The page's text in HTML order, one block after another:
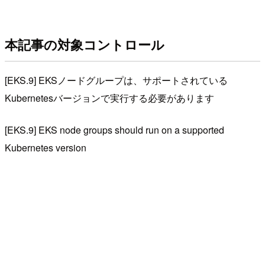
本記事の対象コントロール
[EKS.9] EKSノードグループは、サポートされている
Kubernetesバージョンで実行する必要があります
[EKS.9] EKS node groups should run on a supported
Kubernetes version